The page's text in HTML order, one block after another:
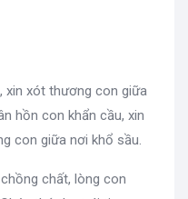
xin xót thương con giữa
hồn con khẩn cầu, xin
con giữa nơi khổ sầu.
chất, lòng con